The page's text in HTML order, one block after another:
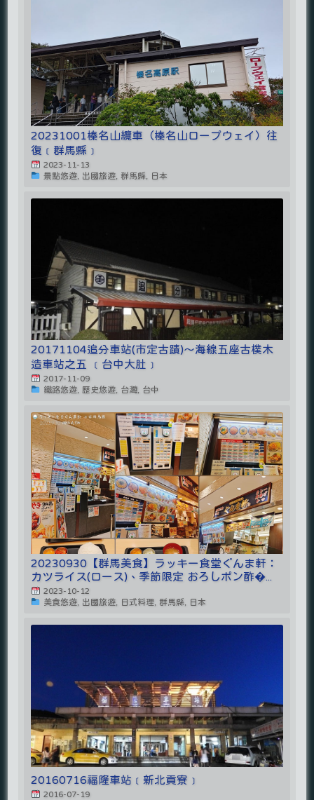
20231001榛名山纜車（榛名山ロープウェイ）往
復﹝群馬縣﹞
2023-11-13
景點悠遊, 出國旅遊, 群馬縣, 日本
20171104追分車站(市定古蹟)～海線五座古樸木
造車站之五 ﹝台中大肚﹞
2017-11-09
鐵路悠遊, 歷史悠遊, 台灣, 台中
20230930【群馬美食】ラッキー食堂ぐんま軒：
カツライス(ロース)、季節限定 おろしポン酢�...
2023-10-12
美食悠遊, 出國旅遊, 日式料理, 群馬縣, 日本
20160716福隆車站﹝新北貢寮﹞
2016-07-19